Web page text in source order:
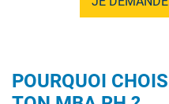
POURQUOI